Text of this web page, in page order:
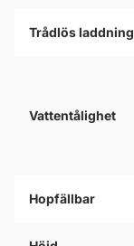
Trådlös laddning
Vattentålighet
Hopfällbar